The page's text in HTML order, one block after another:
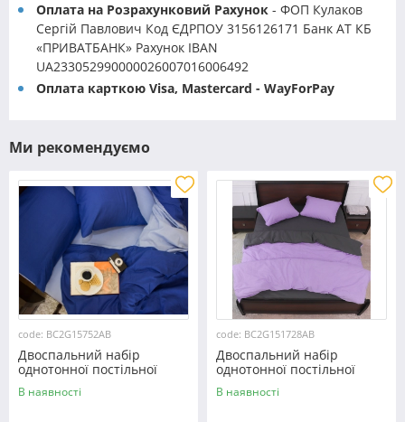
Оплата на Розрахунковий Рахунок - ФОП Кулаков
Сергій Павлович Код ЄДРПОУ 3156126171 Банк АТ КБ
«ПРИВАТБАНК» Рахунок IBAN
UA233052990000026007016006492
Оплата карткою Visa, Mastercard - WayForPay
Ми рекомендуємо
code: BC2G15752AB
Двоспальний набір
однотонної постільної
білизни 180*220 із Бязі
"Gold" №15752AB
В наявності
code: BC2G151728AB
Двоспальний набір
однотонної постільної
білизни 180*220 із Бязі
"Gold" №151728AB
В наявності